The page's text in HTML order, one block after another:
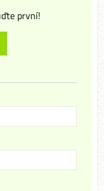
první!